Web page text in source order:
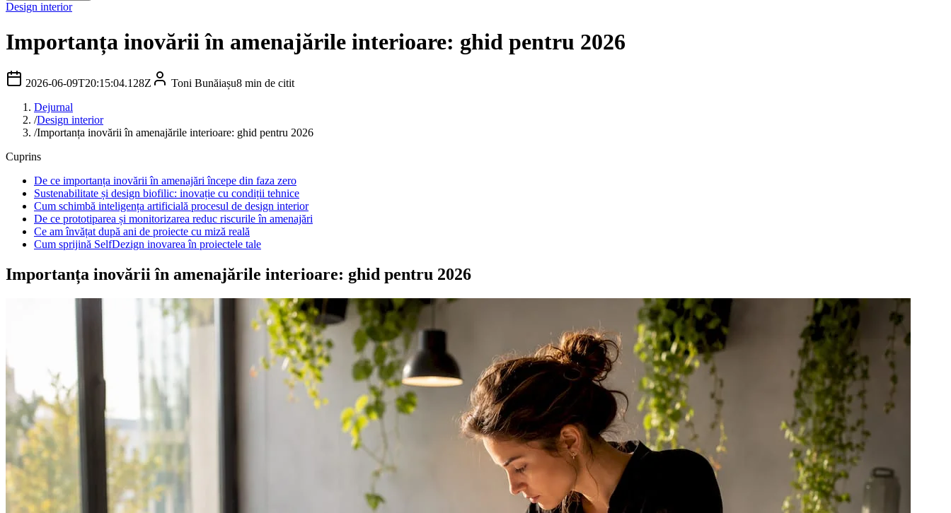
Design interior
Importanța inovării în amenajările interioare: ghid pentru 2026
2026-06-09T20:15:04.128Z Toni Bunăiașu8 min de citit
Dejurnal
/Design interior
/Importanța inovării în amenajările interioare: ghid pentru 2026
Cuprins
De ce importanța inovării în amenajări începe din faza zero
Sustenabilitate și design biofilic: inovație cu condiții tehnice
Cum schimbă inteligența artificială procesul de design interior
De ce prototiparea și monitorizarea reduc riscurile în amenajări
Ce am învățat după ani de proiecte cu miză reală
Cum sprijină SelfDezign inovarea în proiectele tale
Importanța inovării în amenajările interioare: ghid pentru 2026